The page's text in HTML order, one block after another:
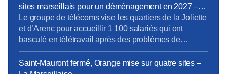
28 avril son « numéro 1 », Sébastien Crozier, pour
qu’il rencontre la presse à Marseille après les
controverses autour du déménagement […]
sites marseillais pour un déménagement en 2027 –
La provence
Le groupe de télécoms vise les quartiers de la Joliette
et d’Arenc pour accueillir 1 100 salariés qui ont
basculé en télétravail après des problèmes de
sécurité autour de leur ancien site de Saint-Mauront
(3e). Orange refuse de commenter mais veut un
Saint-Mauront fermé, Orange mise sur quatre sites –